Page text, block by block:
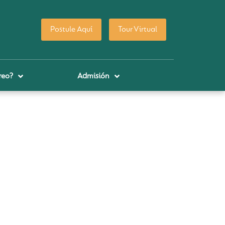
Postule Aquí Tour Virtual
Admisión